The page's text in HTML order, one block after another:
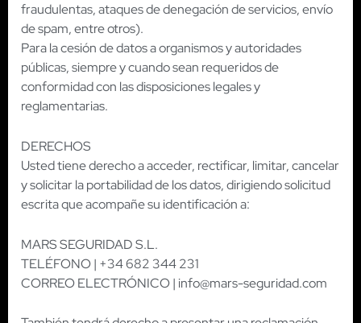
fraudulentas, ataques de denegación de servicios, envío
de spam, entre otros).
Para la cesión de datos a organismos y autoridades
públicas, siempre y cuando sean requeridos de
conformidad con las disposiciones legales y
reglamentarias.
DERECHOS
Usted tiene derecho a acceder, rectificar, limitar, cancelar
y solicitar la portabilidad de los datos, dirigiendo solicitud
escrita que acompañe su identificación a:
MARS SEGURIDAD S.L.
TELÉFONO | +34 682 344 231
CORREO ELECTRÓNICO | info@mars-seguridad.com